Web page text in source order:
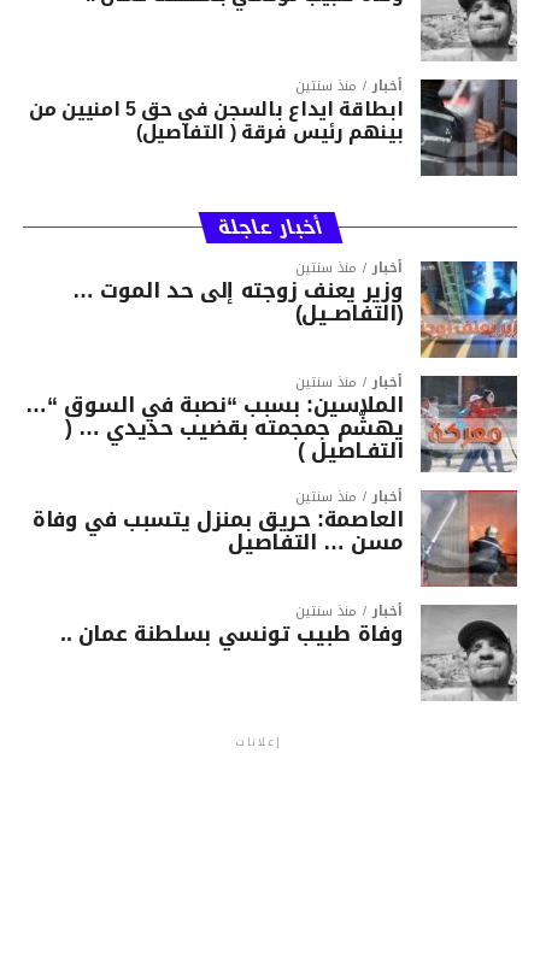
أخبار منذ سنتين
ابطاقة ايداع بالسجن في حق 5 امنيين من
بينهم رئيس فرقة ( التفاصيل)
أخبار عاجلة
أخبار منذ سنتين
وزير يعنف زوجته إلى حد الموت …
(التفاصــيل)
أخبار منذ سنتين
الملاسين: بسبب “نصبة في السوق “…
يهشّم جمجمته بقضيب حديدي … (
التفـاصيل )
أخبار منذ سنتين
العاصمة: حريق بمنزل يتسبب في وفاة
مسن … التفاصيل
أخبار منذ سنتين
وفاة طبيب تونسي بسلطنة عمان ..
إعلانات